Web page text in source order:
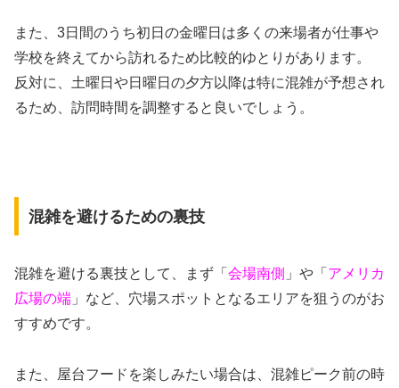
また、3日間のうち初日の金曜日は多くの来場者が仕事や
学校を終えてから訪れるため比較的ゆとりがあります。
反対に、土曜日や日曜日の夕方以降は特に混雑が予想され
るため、訪問時間を調整すると良いでしょう。
混雑を避けるための裏技
混雑を避ける裏技として、まず「 会場南側 」や「 アメリカ
広場の端 」など、穴場スポットとなるエリアを狙うのがお
すすめです。
また、屋台フードを楽しみたい場合は、混雑ピーク前の時